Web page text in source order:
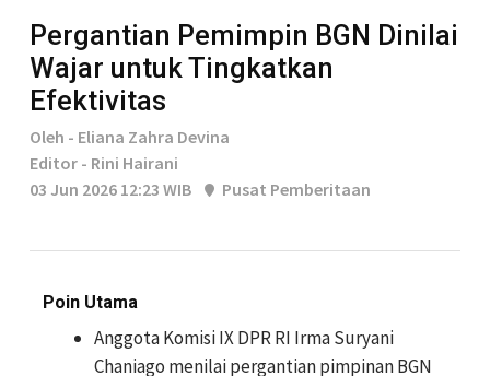
Pergantian Pemimpin BGN Dinilai
Wajar untuk Tingkatkan
Efektivitas
Oleh - Eliana Zahra Devina
Editor - Rini Hairani
03 Jun 2026 12:23 WIB
Pusat Pemberitaan
Poin Utama
Anggota Komisi IX DPR RI Irma Suryani
Chaniago menilai pergantian pimpinan BGN